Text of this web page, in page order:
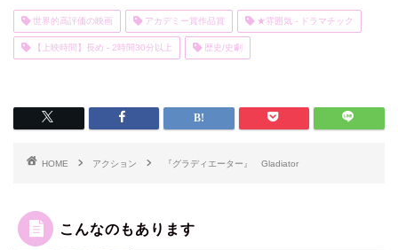
世界的高評価の映画 アカデミー賞作品賞 ★雰囲気 - ドラマチック
【上映時間】長め - 2時間30分以上 歴史/史劇
HOME アクション 『グラディエーター』 Gladiator
こんなのもあります